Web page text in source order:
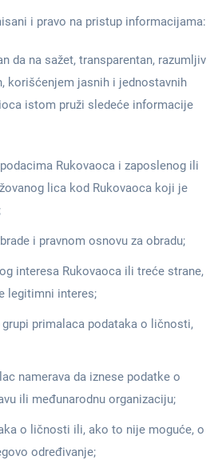
i pravo na pristup informacijama:
da na sažet, transparentan, razumljiv
korišćenjem jasnih i jednostavnih
istom pruži sledeće informacije
Rukovaoca i zaposlenog ili
lica kod Rukovaoca koji je
i pravnom osnovu za obradu;
interesa Rukovaoca ili treće strane,
legitimni interes;
primalaca podataka o ličnosti,
namerava da iznese podatke o
ili međunarodnu organizaciju;
o ličnosti ili, ako to nije moguće, o
određivanje;